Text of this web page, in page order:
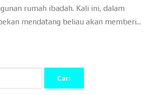
rumah ibadah. Kali ini, dalam
mendatang beliau akan memberi...